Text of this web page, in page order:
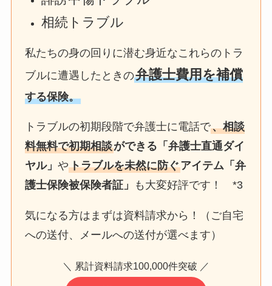
相続トラブル
私たちの身の回りに潜む身近なこれらのトラ
ブルに遭遇したときの弁護士費用を補償
する保険。
トラブルの初期段階で弁護士に電話で、相談
料無料で初期相談ができる「弁護士直通ダイ
ヤル」やトラブルを未然に防ぐアイテム「弁
護士保険被保険者証」
も大変好評です！ *3
気になる方はまずは資料請求から！（ご自宅
への送付、メールへの送付が選べます）
＼ 累計資料請求100,000件突破 ／